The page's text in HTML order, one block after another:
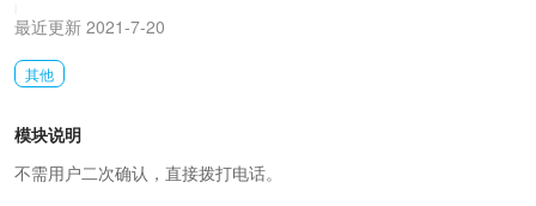
最近更新 2021-7-20
其他
模块说明
不需用户二次确认，直接拨打电话。